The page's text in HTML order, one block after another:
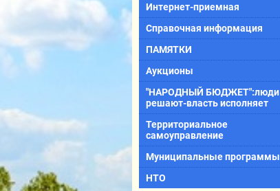
Интернет-приемная
Справочная информация
ПАМЯТКИ
Аукционы
"НАРОДНЫЙ БЮДЖЕТ":люди
решают-власть исполняет
Территориальное
самоуправление
Муниципальные программы
НТО